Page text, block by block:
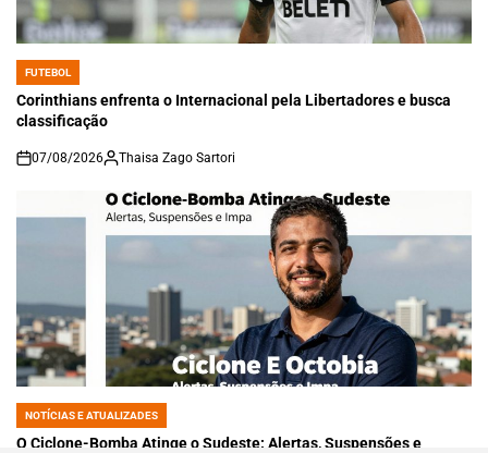
POSTED
IN
FUTEBOL
Corinthians enfrenta o Internacional pela Libertadores e busca
classificação
on
07/08/2026 Thaisa Zago Sartori
POSTED
IN
NOTÍCIAS E ATUALIZADES
O Ciclone-Bomba Atinge o Sudeste: Alertas, Suspensões e